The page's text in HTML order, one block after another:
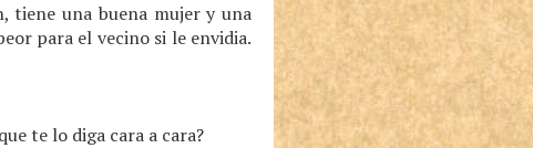
tiene una buena mujer y una
para el vecino si le envidia.
te lo diga cara a cara?